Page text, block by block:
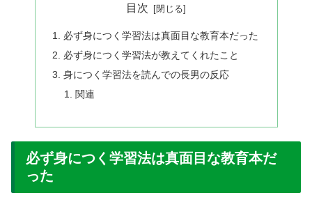
目次
必ず身につく学習法は真面目な教育本だった
必ず身につく学習法が教えてくれたこと
身につく学習法を読んでの長男の反応
関連
必ず身につく学習法は真面目な教育本だ
った